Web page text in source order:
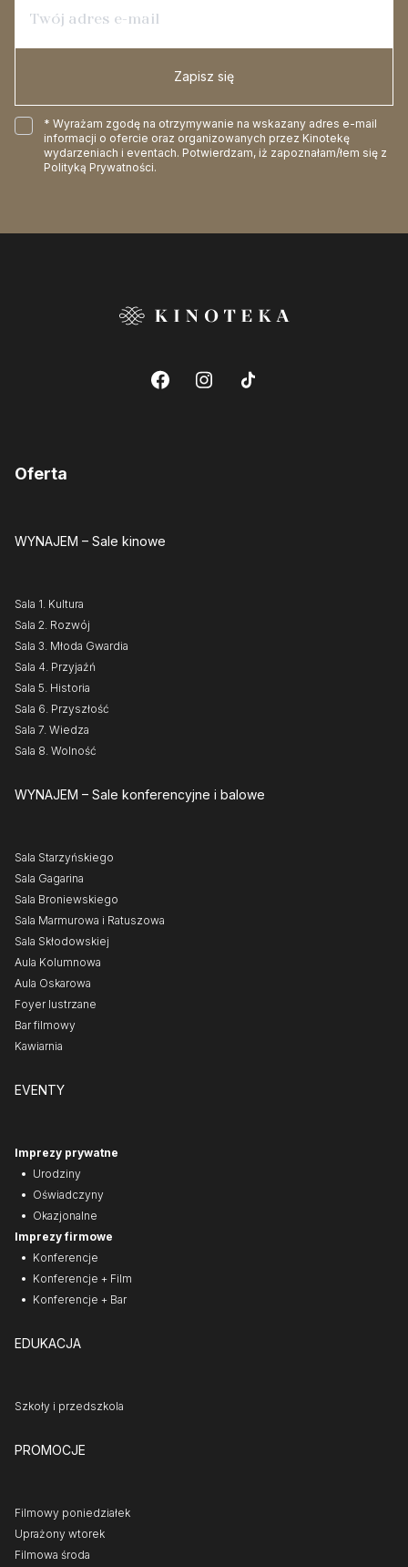
Zapisz się
* Wyrażam zgodę na otrzymywanie na wskazany adres e-mail
informacji o ofercie oraz organizowanych przez Kinotekę
wydarzeniach i eventach. Potwierdzam, iż zapoznałam/łem się z
Polityką Prywatności.
Oferta
WYNAJEM – Sale kinowe
Sala 1. Kultura
Sala 2. Rozwój
Sala 3. Młoda Gwardia
Sala 4. Przyjaźń
Sala 5. Historia
Sala 6. Przyszłość
Sala 7. Wiedza
Sala 8. Wolność
WYNAJEM – Sale konferencyjne i balowe
Sala Starzyńskiego
Sala Gagarina
Sala Broniewskiego
Sala Marmurowa i Ratuszowa
Sala Skłodowskiej
Aula Kolumnowa
Aula Oskarowa
Foyer lustrzane
Bar filmowy
Kawiarnia
EVENTY
Imprezy prywatne
Urodziny
Oświadczyny
Okazjonalne
Imprezy firmowe
Konferencje
Konferencje + Film
Konferencje + Bar
EDUKACJA
Szkoły i przedszkola
PROMOCJE
Filmowy poniedziałek
Uprażony wtorek
Filmowa środa